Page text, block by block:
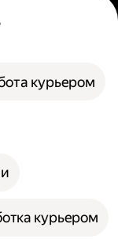
курьером
курьером